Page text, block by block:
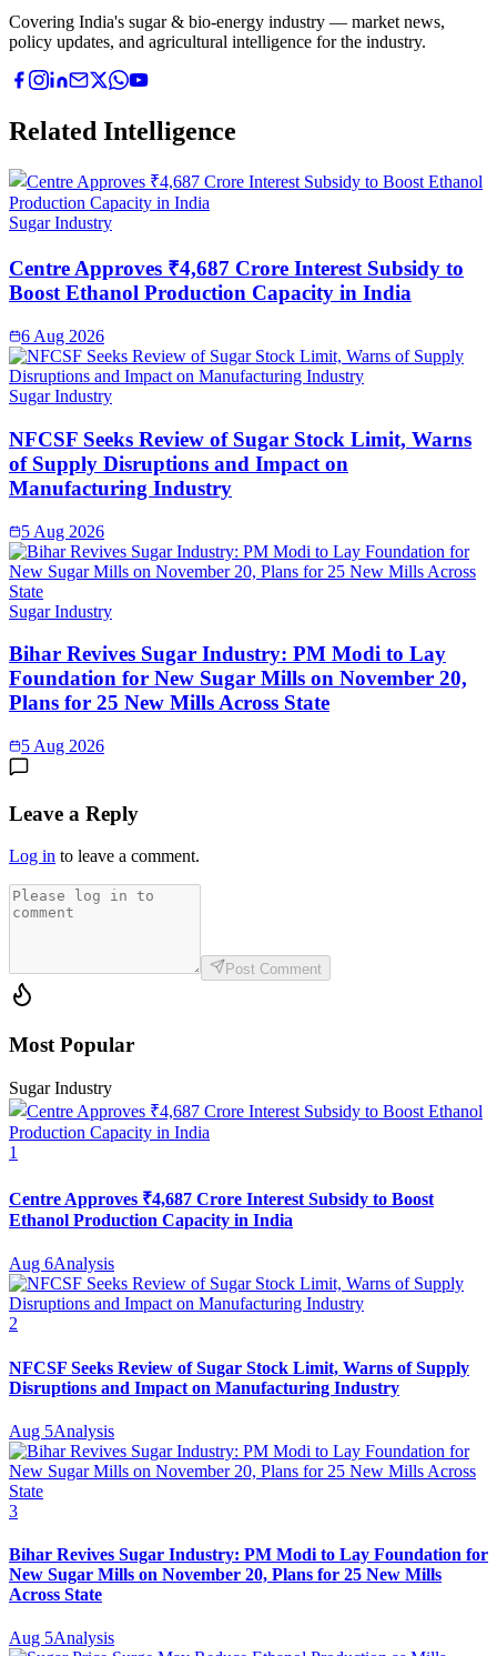
Covering India's sugar & bio-energy industry — market news,
policy updates, and agricultural intelligence for the industry.
Related Intelligence
Sugar Industry
Centre Approves ₹4,687 Crore Interest Subsidy to
Boost Ethanol Production Capacity in India
6 Aug 2026
Sugar Industry
NFCSF Seeks Review of Sugar Stock Limit, Warns
of Supply Disruptions and Impact on
Manufacturing Industry
5 Aug 2026
Sugar Industry
Bihar Revives Sugar Industry: PM Modi to Lay
Foundation for New Sugar Mills on November 20,
Plans for 25 New Mills Across State
5 Aug 2026
Leave a Reply
Log in to leave a comment.
Post Comment
Most Popular
Sugar Industry
1
Centre Approves ₹4,687 Crore Interest Subsidy to Boost
Ethanol Production Capacity in India
Aug 6Analysis
2
NFCSF Seeks Review of Sugar Stock Limit, Warns of Supply
Disruptions and Impact on Manufacturing Industry
Aug 5Analysis
3
Bihar Revives Sugar Industry: PM Modi to Lay Foundation for
New Sugar Mills on November 20, Plans for 25 New Mills
Across State
Aug 5Analysis